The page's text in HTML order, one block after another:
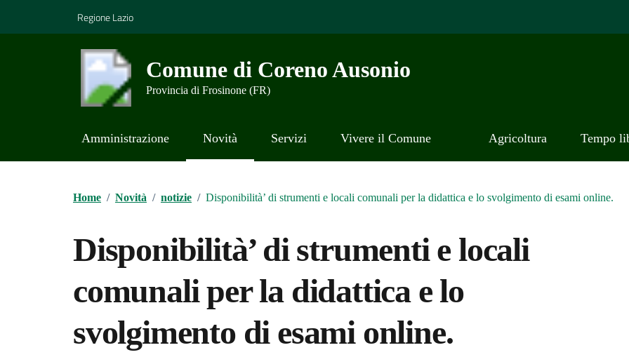
Regione Lazio
Comune di Coreno Ausonio
Provincia di Frosinone (FR)
Amministrazione Novità Servizi Vivere il Comune Agricoltura Tempo
Home / Novità / notizie / Disponibilità’ di strumenti e locali comunali per la didattica e lo svolgimento di esami online.
Disponibilità’ di strumenti e locali
comunali per la didattica e lo
svolgimento di esami online.